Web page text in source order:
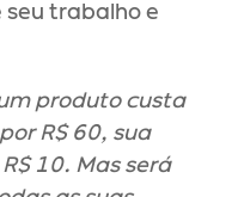
seu trabalho e
produto custa
R$ 60, sua
10. Mas será